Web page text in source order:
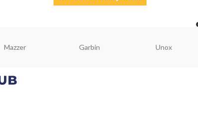
Mazzer Garbin Unox